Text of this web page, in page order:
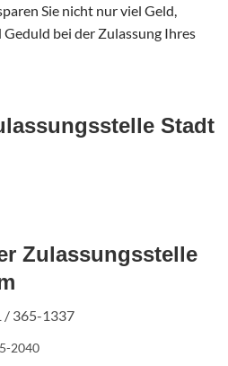
Sie nicht nur viel Geld,
bei der Zulassung Ihres
Stadt
Zulassungsstelle
/ 365-1337
2040